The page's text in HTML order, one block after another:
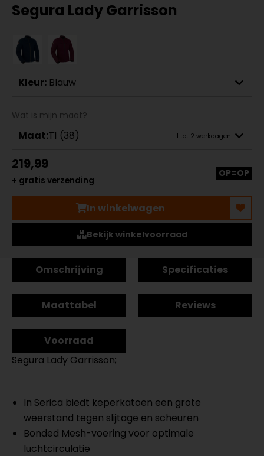
Segura Lady Garrisson
Kleur: Blauw
Wat is mijn maat?
Maat:T1 (38) 1 tot 2 werkdagen
219,99
+ gratis verzending
OP=OP
In winkelwagen
Bekijk winkelvoorraad
Omschrijving Specificaties
Maattabel Reviews
Voorraad
Segura Lady Garrisson;
In Serica biedt keperkatoen een grote
weerstand tegen slijtage en scheuren
Bonded Mesh-voering voor optimale
luchtcirculatie